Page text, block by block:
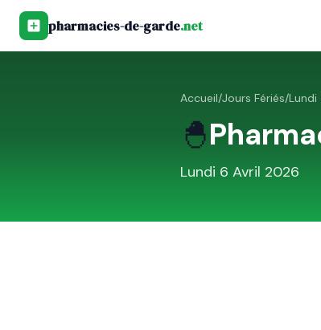
pharmacies-de-garde.net
Accueil/Jours Fériés/Lundi
🐣
Lundi 6 Avril 2026